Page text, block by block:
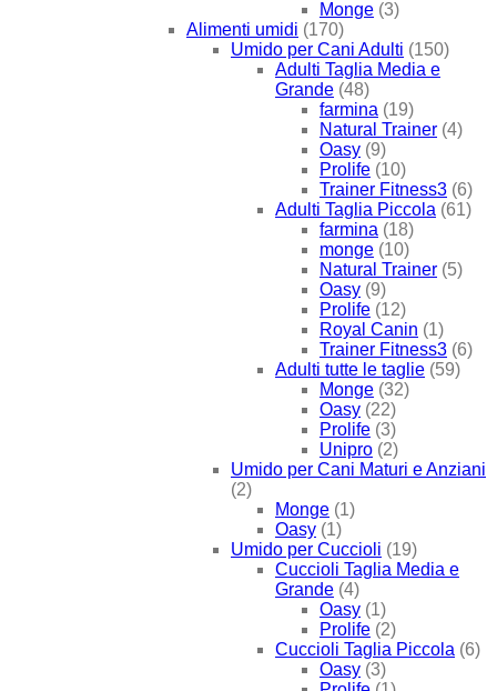
Monge (3)
Alimenti umidi (170)
Umido per Cani Adulti (150)
Adulti Taglia Media e
Grande (48)
farmina (19)
Natural Trainer (4)
Oasy (9)
Prolife (10)
Trainer Fitness3 (6)
Adulti Taglia Piccola (61)
farmina (18)
monge (10)
Natural Trainer (5)
Oasy (9)
Prolife (12)
Royal Canin (1)
Trainer Fitness3 (6)
Adulti tutte le taglie (59)
Monge (32)
Oasy (22)
Prolife (3)
Unipro (2)
Umido per Cani Maturi e Anziani
(2)
Monge (1)
Oasy (1)
Umido per Cuccioli (19)
Cuccioli Taglia Media e
Grande (4)
Oasy (1)
Prolife (2)
Cuccioli Taglia Piccola (6)
Oasy (3)